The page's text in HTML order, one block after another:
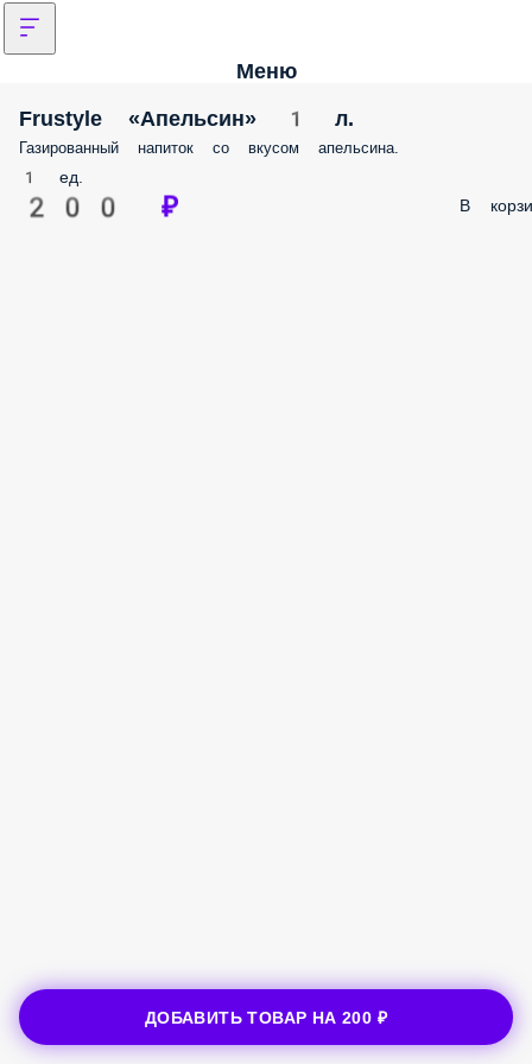
Меню
Frustyle «Апельсин» 1 л.
Газированный напиток со вкусом апельсина.
1 ед.
200 ₽ В
ДОБАВИТЬ ТОВАР НА200 ₽